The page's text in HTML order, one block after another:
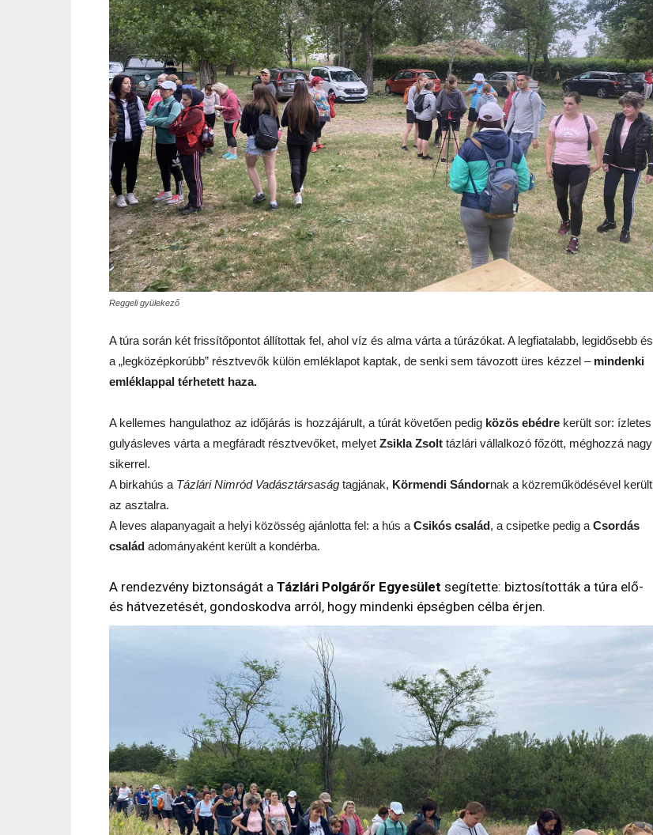
Reggeli gyülekező
A túra során két frissítőpontot állítottak fel, ahol víz és alma várta a túrázókat. A legfiatalabb, legidősebb és
a „legközépkorúbb” résztvevők külön emléklapot kaptak, de senki sem távozott üres kézzel – mindenki
emléklappal térhetett haza.
A kellemes hangulathoz az időjárás is hozzájárult, a túrát követően pedig közös ebédre került sor: ízletes
gulyásleves várta a megfáradt résztvevőket, melyet Zsikla Zsolt tázlári vállalkozó főzött, méghozzá nagy
sikerrel.
A birkahús a Tázlári Nimród Vadásztársaság tagjának, Körmendi Sándornak a közreműködésével került
az asztalra.
A leves alapanyagait a helyi közösség ajánlotta fel: a hús a Csikós család, a csipetke pedig a Csordás
család adományaként került a kondérba.
A rendezvény biztonságát a Tázlári Polgárőr Egyesület segítette: biztosították a túra elő-
és hátvezetését, gondoskodva arról, hogy mindenki épségben célba érjen.